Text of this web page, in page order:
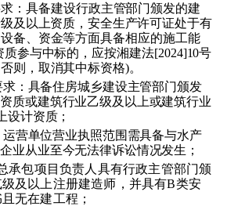
：具备建设行政主管部门颁发的建
级及 以上资质，安全生产许可证处于有
备、资金等方面具备相应的施工能
参与中标的，应按湘建法[2024]10号
则，取消其中标资格)。
： 具备住房城乡建设主管部门颁发
质或建筑行业乙级及以上或建筑行业
设计资质；
运营单位营业执照范围需具备与水产
业从业至今无法律诉讼情况发生 ；
承包项目负责人具有行政主管部门颁
级及以上注册建造师 ， 并具有B类安
无在建工程 ；